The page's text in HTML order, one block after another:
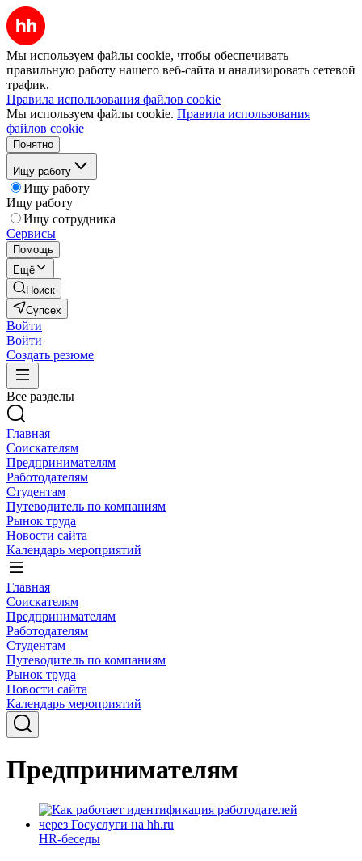
Мы используем файлы cookie, чтобы обеспечивать
правильную работу нашего веб-сайта и анализировать сетевой
трафик.
Правила использования файлов cookie
Мы используем файлы cookie. Правила использования
файлов cookie
Понятно
Ищу работу
Ищу работу
Ищу работу
Ищу сотрудника
Сервисы
Помощь
Ещё
Поиск
Супсех
Войти
Войти
Создать резюме
Все разделы
Главная
Соискателям
Предпринимателям
Работодателям
Студентам
Путеводитель по компаниям
Рынок труда
Новости сайта
Календарь мероприятий
Главная
Соискателям
Предпринимателям
Работодателям
Студентам
Путеводитель по компаниям
Рынок труда
Новости сайта
Календарь мероприятий
Предпринимателям
HR-беседы